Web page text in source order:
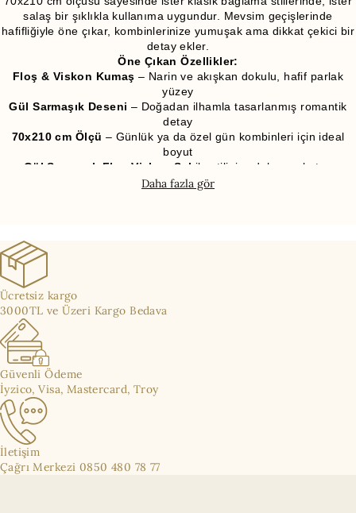
salaş bir şıklıkla kullanıma uygundur. Mevsim geçişlerinde
hafifliğiyle öne çıkar, kombinlerinize yumuşak ama dikkat çekici bir
detay ekler.
Öne Çıkan Özellikler:
Floş & Viskon Kumaş – Narin ve akışkan dokulu, hafif parlak
yüzey
Gül Sarmaşık Deseni – Doğadan ilhamla tasarlanmış romantik
detay
70x210 cm Ölçü – Günlük ya da özel gün kombinleri için ideal
boyut
Gül Sarmaşık Floş Viskon Şal ile stilinize dokunuş katın.
Daha fazla gör
Ücretsiz kargo
3000TL ve Üzeri Kargo Bedava
Güvenli Ödeme
İyzico, Visa, Mastercard, Troy
İletişim
Çağrı Merkezi 0850 480 78 77